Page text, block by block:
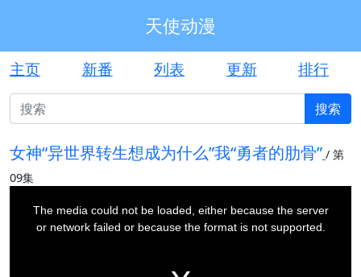
天使动漫
主页 新番 列表 更新 排行
搜索
女神“异世界转生想成为什么”我“勇者的肋骨” / 第
09集